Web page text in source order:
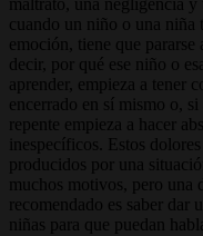
maltrato, una negligencia
cuando un niño o una niña
emoción, tiene que pararse
decir, por qué ese niño o
aprender, empieza a tener
encerrado en sí mismo o,
repente empieza a hacer
inespecíficos. Estos
producidos por una
muchos motivos, pero una
recomendado es saber dar
niñas para que puedan